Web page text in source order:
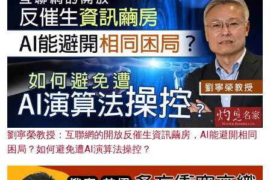
劉寧榮教授：互聯網的開放反催生資訊繭房，AI能避開相同
困局？如何避免遭AI演算法操控？